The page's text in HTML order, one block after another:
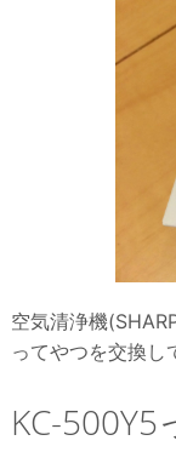
空気清浄機
ってやつを交換し
KC-